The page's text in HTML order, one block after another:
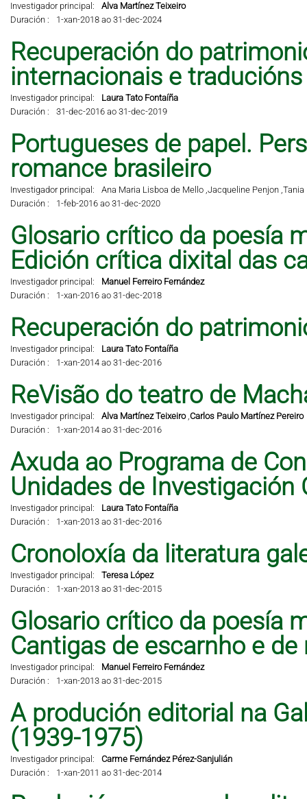
Investigador principal:
Alva Martínez Teixeiro
Duración :
1-xan-2018 ao 31-dec-2024
Recuperación do
internacionais e traducións
Investigador principal:
Laura Tato Fontaíña
Duración :
31-dec-2016 ao 31-dec-2019
Portugueses de papel.
romance brasileiro
Investigador principal: Ana Maria Lisboa de Mello ,Jacqueline Penjon ,Tania
Duración :
1-feb-2016 ao 31-dec-2020
Glosario crítico da poesía
Edición crítica dixital das
Investigador principal:
Manuel Ferreiro Fernández
Duración :
1-xan-2016 ao 31-dec-2018
Recuperación do
Investigador principal:
Laura Tato Fontaíña
Duración :
1-xan-2014 ao 31-dec-2016
ReVisão do teatro de
Investigador principal: Alva Martínez Teixeiro,Carlos Paulo Martínez Pereiro
Duración :
1-xan-2014 ao 31-dec-2016
Axuda ao Programa de
Unidades de Investigación
Investigador principal:
Laura Tato Fontaíña
Duración :
1-xan-2013 ao 31-dec-2016
Cronoloxía da literatura
Investigador principal:
Teresa López
Duración :
1-xan-2013 ao 31-dec-2015
Glosario crítico da poesía
Cantigas de escarnho e de
Investigador principal:
Manuel Ferreiro Fernández
Duración :
1-xan-2013 ao 31-dec-2015
A produción editorial na
(1939-1975)
Investigador principal:
Carme Fernández Pérez-Sanjulián
Duración :
1-xan-2011 ao 31-dec-2014